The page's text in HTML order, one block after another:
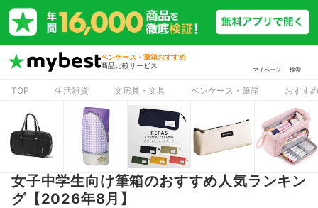
ペンケース・筆箱おすすめ
商品比較サービス
マイページ 検索
TOP 生活雑貨 文房具・文具 ペンケース・筆箱 おすす
女子中学生向け筆箱のおすすめ人気ランキン
グ【2026年8月】